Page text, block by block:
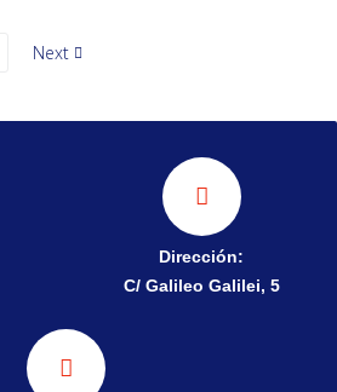
Next
Dirección:
C/ Galileo Galilei, 5